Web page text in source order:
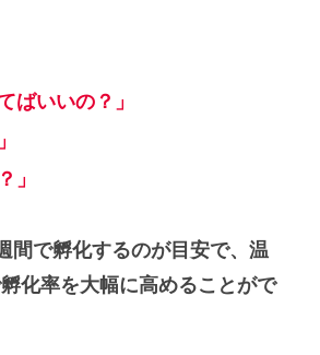
ばいいの？」
」
間で孵化するのが目安で、温
化率を大幅に高めることがで